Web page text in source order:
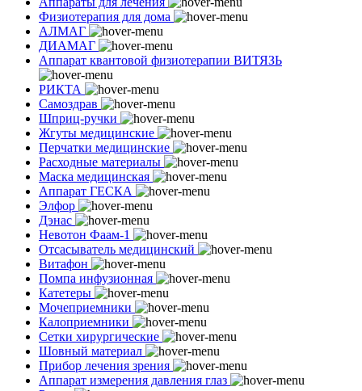
Физиотерапия для дома
АЛМАГ
ДИАМАГ
Аппарат квантовой физиотерапии ВИТЯЗЬ
РИКТА
Самоздрав
Шприц-ручки
Жгуты медицинские
Перчатки медицинские
Расходные материалы
Маска медицинская
Аппарат ГЕСКА
Элфор
Дэнас
Невотон Фаам-1
Отсасыватель медицинский
Витафон
Помпа инфузионная
Катетеры
Мочеприемники
Калоприемники
Сетки хирургические
Шовный материал
Прибор лечения зрения
Аппарат измерения давления глаз